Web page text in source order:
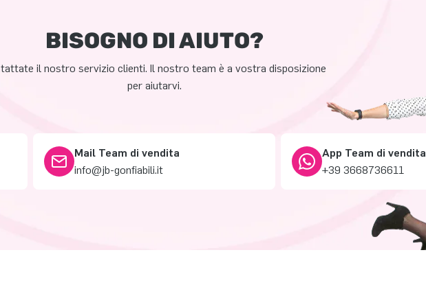
BISOGNO DI AIUTO?
il nostro servizio clienti. Il nostro team è a vostra disposizione
per aiutarvi.
Mail Team di vendita
info@jb-gonfiabili.it
App Team di vendita
+39 3668736611